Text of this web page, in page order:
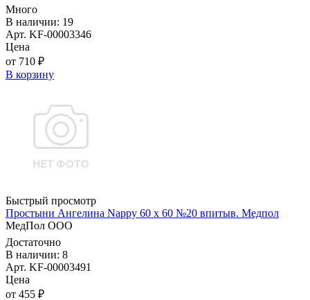
Много
В наличии: 19
Арт. KF-00003346
Цена
от 710 ₽
В корзину
Быстрый просмотр
Простыни Ангелина Nappy 60 х 60 №20 впитыв. Медпол
МедПол ООО
Достаточно
В наличии: 8
Арт. KF-00003491
Цена
от 455 ₽